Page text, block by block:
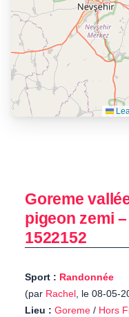
Goreme
pigeon zemi
1522152
Sport : Randonnée
(par Rachel, le 08-05-
Lieu : Goreme / Hors